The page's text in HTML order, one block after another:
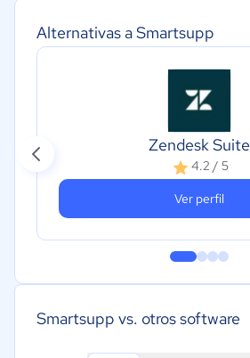
Alternativas a Smartsupp
Zendesk Suite
4.2 / 5
Ver perfil
Smartsupp vs. otros software